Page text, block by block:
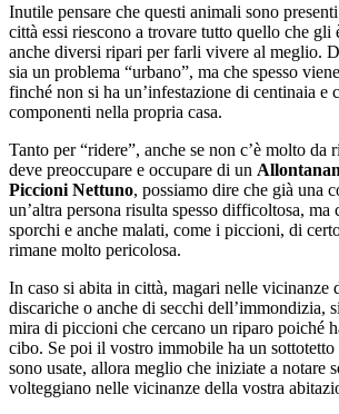
Inutile pensare che questi animali sono
città essi riescono a trovare tutto quello che gli
anche diversi ripari per farli vivere al meglio.
sia un problema “urbano”, ma che spesso
finché non si ha un’infestazione di centinaia e
componenti nella propria casa.
Tanto per “ridere”, anche se non c’è molto da
deve preoccupare e occupare di un
Piccioni Nettuno, possiamo dire che già una
un’altra persona risulta spesso difficoltosa, ma
sporchi e anche malati, come i piccioni, di
rimane molto pericolosa.
In caso si abita in città, magari nelle vicinanze
discariche o anche di secchi dell’immondizia,
mira di piccioni che cercano un riparo poiché
cibo. Se poi il vostro immobile ha un sottotetto
sono usate, allora meglio che iniziate a notare
volteggiano nelle vicinanze della vostra